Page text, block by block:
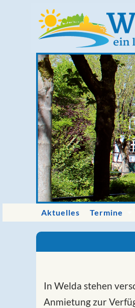
Aktuelles Termine
In Welda stehen
Anmietung zur